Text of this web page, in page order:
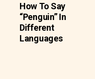
How To Say
“Penguin” In
Different
Languages